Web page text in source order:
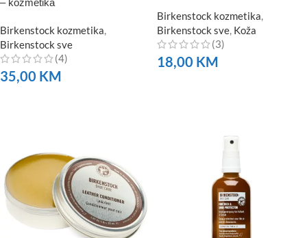
– kozmetika
Birkenstock kozmetika,
Birkenstock sve
(4)
35,00 KM
Birkenstock kozmetika,
Birkenstock sve, Koža
(3)
18,00 KM